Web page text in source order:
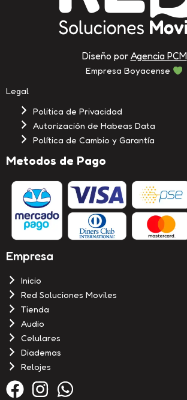
Diseño por Agencia PCM
Empresa Boyacense
Legal
Politica de Privacidad
Autorización de Habeas Data
Política de Cambio y Garantía
Metodos de Pago
Empresa
Inicio
Red Soluciones Moviles
Tienda
Audio
Celulares
Diademas
Relojes